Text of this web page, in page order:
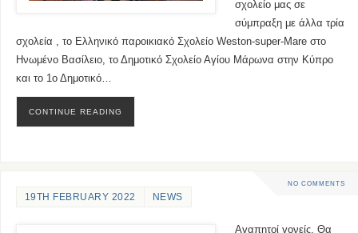
σχολείο μας σε
σύμπραξη με άλλα τρία
σχολεία , το Ελληνικό παροικιακό Σχολείο Weston-super-Mare στο
Ηνωμένο Βασίλειο, το Δημοτικό Σχολείο Αγίου Μάρωνα στην Κύπρο
και το 1ο Δημοτικό…
CONTINUE READING
NO COMMENTS
19TH FEBRUARY 2022 NEWS
Αγαπητοί γονείς, Θα